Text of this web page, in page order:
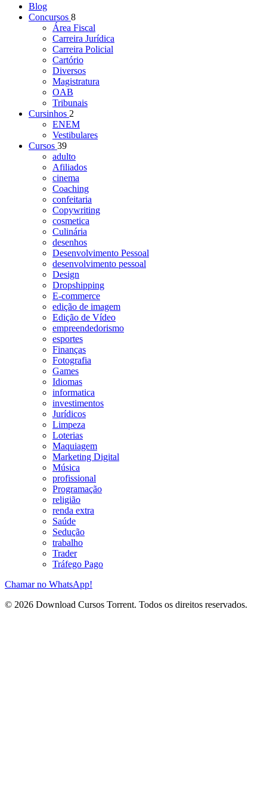
Blog
Concursos 8
Área Fiscal
Carreira Jurídica
Carreira Policial
Cartório
Diversos
Magistratura
OAB
Tribunais
Cursinhos 2
ENEM
Vestibulares
Cursos 39
adulto
Afiliados
cinema
Coaching
confeitaria
Copywriting
cosmetica
Culinária
desenhos
Desenvolvimento Pessoal
desenvolvimento pessoal
Design
Dropshipping
E-commerce
edição de imagem
Edição de Vídeo
empreendedorismo
esportes
Finanças
Fotografia
Games
Idiomas
informatica
investimentos
Jurídicos
Limpeza
Loterias
Maquiagem
Marketing Digital
Música
profissional
Programação
religião
renda extra
Saúde
Sedução
trabalho
Trader
Tráfego Pago
Chamar no WhatsApp!
© 2026 Download Cursos Torrent. Todos os direitos reservados.